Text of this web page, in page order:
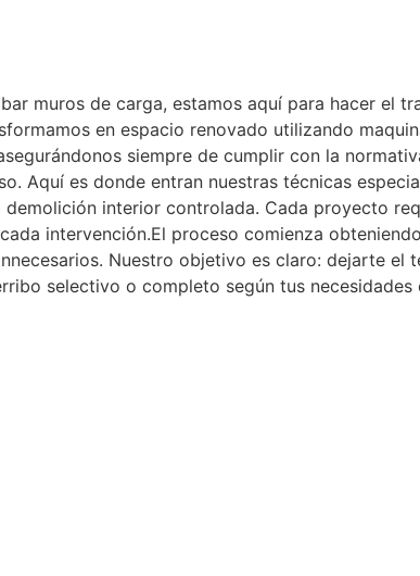
muros de carga, estamos aquí para hacer el
en espacio renovado utilizando
siempre de cumplir con la
Aquí es donde entran nuestras técnicas
interior controlada. Cada proyecto
intervención.El proceso comienza
Nuestro objetivo es claro: dejarte el
selectivo o completo según tus necesidades